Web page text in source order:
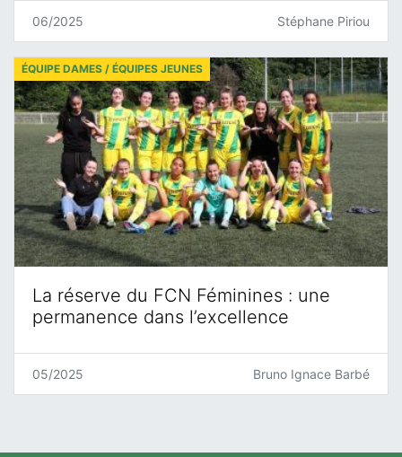
06/2025 Stéphane Piriou
La réserve du FCN Féminines : une
permanence dans l’excellence
ÉQUIPE DAMES / ÉQUIPES JEUNES
05/2025 Bruno Ignace Barbé